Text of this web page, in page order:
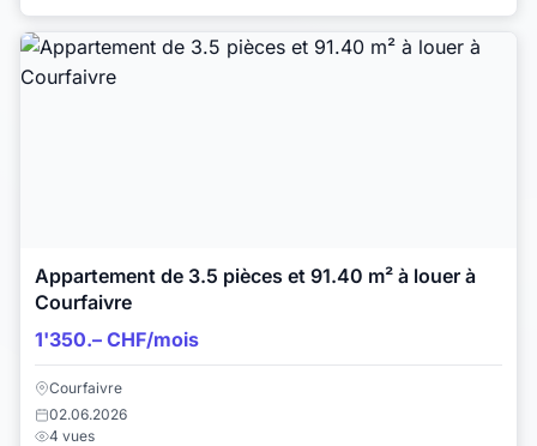
Appartement de 3.5 pièces et 91.40 m² à louer à
Courfaivre
1'350.– CHF/mois
Courfaivre
02.06.2026
4 vues